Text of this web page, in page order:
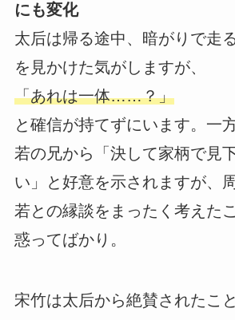
にも変化
太后は帰る途中、暗がりで走
を見かけた気がしますが、
「あれは一体……？」
と確信が持てずにいます。一
若の兄から「決して家柄で見
い」と好意を示されますが、
若との縁談をまったく考えた
惑ってばかり。
宋竹は太后から絶賛されたこ